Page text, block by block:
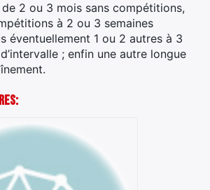
de 2 ou 3 mois sans compétitions,
à 2 ou 3 semaines
éventuellement 1 ou 2 autres à 3
; enfin une autre longue